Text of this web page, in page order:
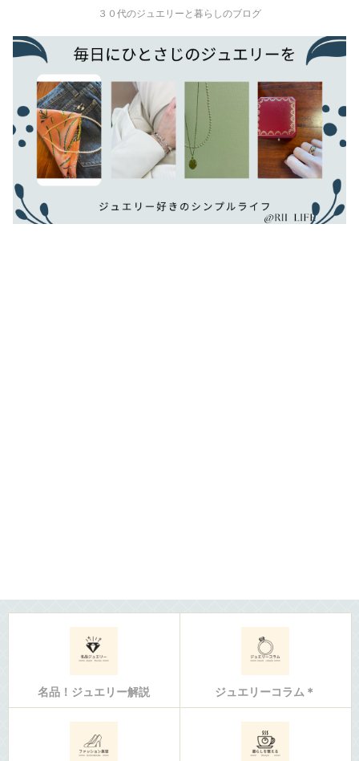
３０代のジュエリーと暮らしのブログ
名品！ジュエリー解説 ジュエリーコラム＊